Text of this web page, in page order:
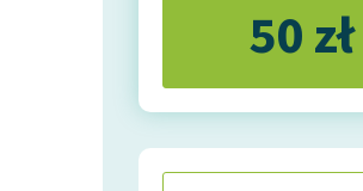
50 zł